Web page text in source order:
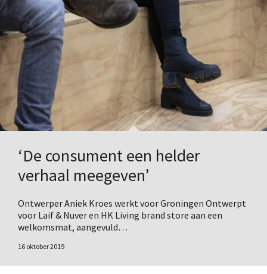
‘De consument een helder
verhaal meegeven’
Ontwerper Aniek Kroes werkt voor Groningen Ontwerpt
voor Laif & Nuver en HK Living brand store aan een
welkomsmat, aangevuld…
16 oktober 2019